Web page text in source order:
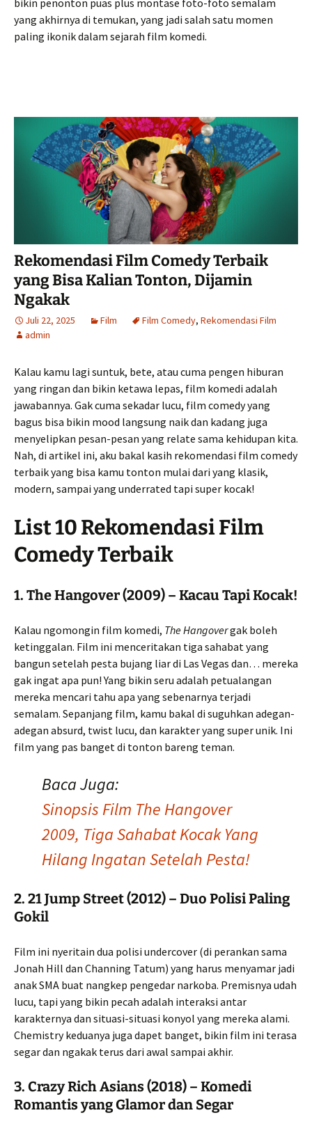
bikin penonton puas plus montase foto-foto semalam
yang akhirnya di temukan, yang jadi salah satu momen
paling ikonik dalam sejarah film komedi.
Rekomendasi Film Comedy Terbaik
yang Bisa Kalian Tonton, Dijamin
Ngakak
Juli 22, 2025 Film Film Comedy, Rekomendasi Film
admin
Kalau kamu lagi suntuk, bete, atau cuma pengen hiburan
yang ringan dan bikin ketawa lepas, film komedi adalah
jawabannya. Gak cuma sekadar lucu, film comedy yang
bagus bisa bikin mood langsung naik dan kadang juga
menyelipkan pesan-pesan yang relate sama kehidupan kita.
Nah, di artikel ini, aku bakal kasih rekomendasi film comedy
terbaik yang bisa kamu tonton mulai dari yang klasik,
modern, sampai yang underrated tapi super kocak!
List 10 Rekomendasi Film
Comedy Terbaik
1. The Hangover (2009) – Kacau Tapi Kocak!
Kalau ngomongin film komedi, The Hangovergak boleh
ketinggalan. Film ini menceritakan tiga sahabat yang
bangun setelah pesta bujang liar di Las Vegas dan… mereka
gak ingat apa pun! Yang bikin seru adalah petualangan
mereka mencari tahu apa yang sebenarnya terjadi
semalam. Sepanjang film, kamu bakal di suguhkan adegan-
adegan absurd, twist lucu, dan karakter yang super unik. Ini
film yang pas banget di tonton bareng teman.
Baca Juga:
Sinopsis Film The Hangover
2009, Tiga Sahabat Kocak Yang
Hilang Ingatan Setelah Pesta!
2. 21 Jump Street (2012) – Duo Polisi Paling
Gokil
Film ini nyeritain dua polisi undercover (di perankan sama
Jonah Hill dan Channing Tatum) yang harus menyamar jadi
anak SMA buat nangkep pengedar narkoba. Premisnya udah
lucu, tapi yang bikin pecah adalah interaksi antar
karakternya dan situasi-situasi konyol yang mereka alami.
Chemistry keduanya juga dapet banget, bikin film ini terasa
segar dan ngakak terus dari awal sampai akhir.
3. Crazy Rich Asians (2018) – Komedi
Romantis yang Glamor dan Segar